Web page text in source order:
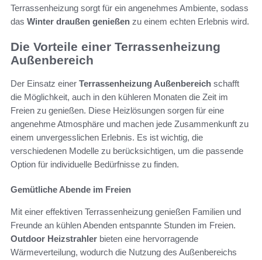
Terrassenheizung sorgt für ein angenehmes Ambiente, sodass
das Winter draußen genießen zu einem echten Erlebnis wird.
Die Vorteile einer Terrassenheizung
Außenbereich
Der Einsatz einer Terrassenheizung Außenbereich schafft
die Möglichkeit, auch in den kühleren Monaten die Zeit im
Freien zu genießen. Diese Heizlösungen sorgen für eine
angenehme Atmosphäre und machen jede Zusammenkunft zu
einem unvergesslichen Erlebnis. Es ist wichtig, die
verschiedenen Modelle zu berücksichtigen, um die passende
Option für individuelle Bedürfnisse zu finden.
Gemütliche Abende im Freien
Mit einer effektiven Terrassenheizung genießen Familien und
Freunde an kühlen Abenden entspannte Stunden im Freien.
Outdoor Heizstrahler bieten eine hervorragende
Wärmeverteilung, wodurch die Nutzung des Außenbereichs